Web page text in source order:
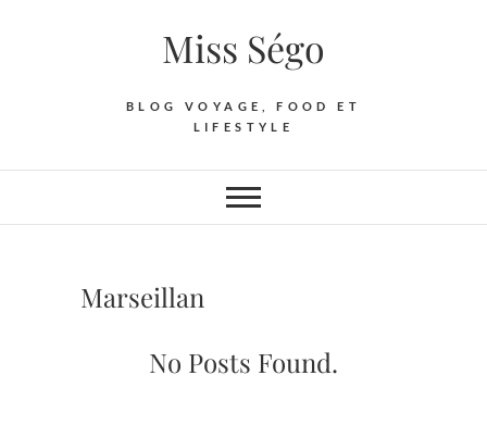
Miss Ségo
BLOG VOYAGE, FOOD ET
LIFESTYLE
Marseillan
No Posts Found.